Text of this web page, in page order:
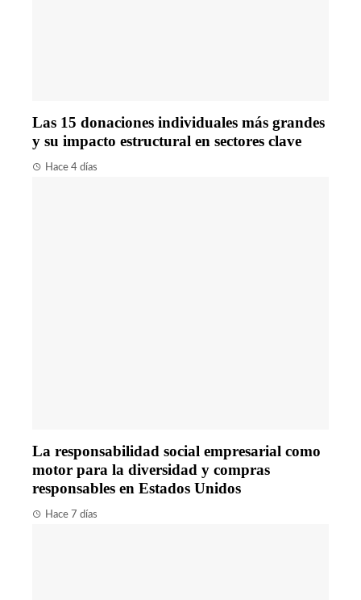
Las 15 donaciones individuales más grandes
y su impacto estructural en sectores clave
Hace 4 días
La responsabilidad social empresarial como
motor para la diversidad y compras
responsables en Estados Unidos
Hace 7 días